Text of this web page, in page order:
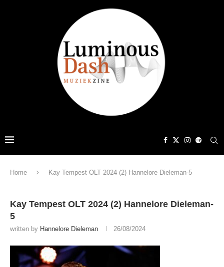
Home Kay Tempest OLT 2024 (2) Hannelore Dieleman-5
Kay Tempest OLT 2024 (2) Hannelore Dieleman-
5
written by Hannelore Dieleman 26/08/2024